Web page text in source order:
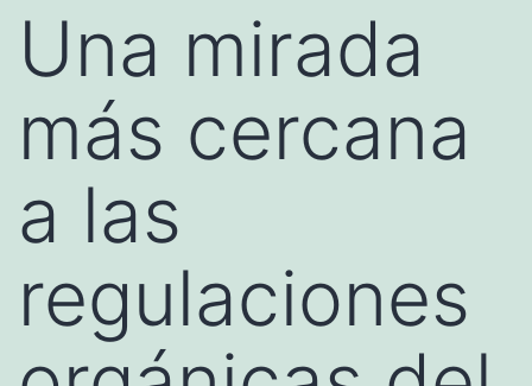
Una mirada
más cercana
a las
regulaciones